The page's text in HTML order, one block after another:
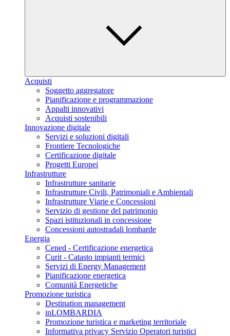
Acquisti
Soggetto aggregatore
Pianificazione e programmazione
Appalti innovativi
Acquisti sostenibili
Innovazione digitale
Servizi e soluzioni digitali
Frontiere Tecnologiche
Certificazione digitale
Progetti Europei
Infrastrutture
Infrastrutture sanitarie
Infrastrutture Civili, Patrimoniali e Ambientali
Infrastrutture Viarie e Concessioni
Servizio di gestione del patrimonio
Spazi istituzionali in concessione
Concessioni autostradali lombarde
Energia
Cened - Certificazione energetica
Curit - Catasto impianti termici
Servizi di Energy Management
Pianificazione energetica
Comunità Energetiche
Promozione turistica
Destination management
inLOMBARDIA
Promozione turistica e marketing territoriale
Informativa privacy Servizio Operatori turistici